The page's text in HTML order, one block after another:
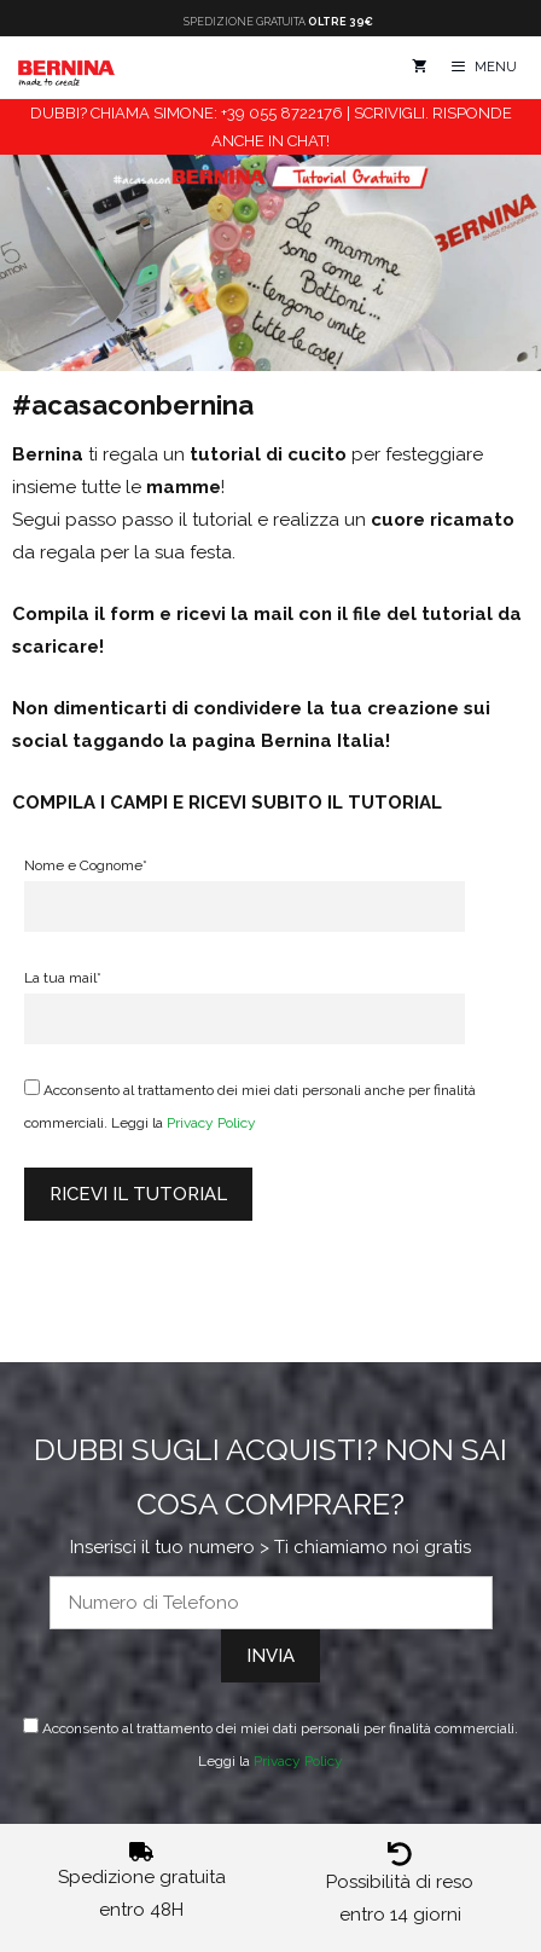
contenuto
SPEDIZIONE GRATUITA OLTRE 39€
MENU
DUBBI? CHIAMA SIMONE: +39 055 8722176 | SCRIVIGLI. RISPONDE
ANCHE IN CHAT!
#acasaconbernina
Bernina ti regala un tutorial di cucito per festeggiare
insieme tutte le mamme!
Segui passo passo il tutorial e realizza un cuore ricamato
da regala per la sua festa.
Compila il form e ricevi la mail con il file del tutorial da
scaricare!
Non dimenticarti di condividere la tua creazione sui
social taggando la pagina Bernina Italia!
COMPILA I CAMPI E RICEVI SUBITO IL TUTORIAL
Nome e Cognome*
La tua mail*
Acconsento al trattamento dei miei dati personali anche per finalità
commerciali. Leggi la Privacy Policy
DUBBI SUGLI ACQUISTI? NON SAI
COSA COMPRARE?
Inserisci il tuo numero > Ti chiamiamo noi gratis
Acconsento al trattamento dei miei dati personali per finalità commerciali.
Leggi la Privacy Policy
Spedizione gratuita
entro 48H
Possibilità di reso
entro 14 giorni